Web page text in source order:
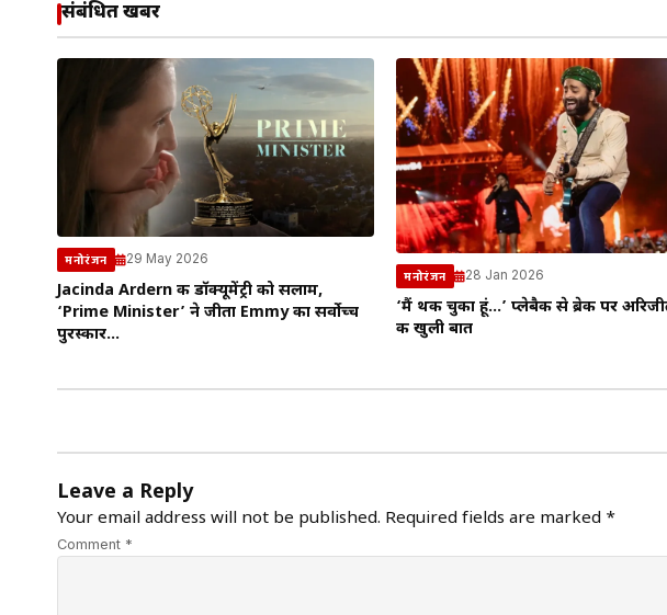
संबंधित खबरें
मनोरंजन 29 May 2026
Jacinda Ardern की डॉक्यूमेंट्री को सलाम,
‘Prime Minister’ ने जीता Emmy का सर्वोच्च
पुरस्कार…
मनोरंजन 28 Jan 2026
‘मैं थक चुका हूं…’ प्लेबैक से ब्रेक पर
की खुली बात
Leave a Reply
Your email address will not be published. Required fields are marked *
Comment *